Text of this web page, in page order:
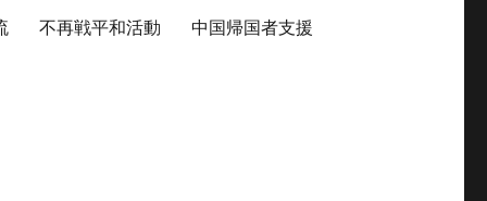
不再戦平和活動 中国帰国者支援